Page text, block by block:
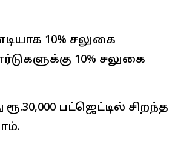
10% சலுகை
10% சலுகை
பட்ஜெட்டில் சிறந்த